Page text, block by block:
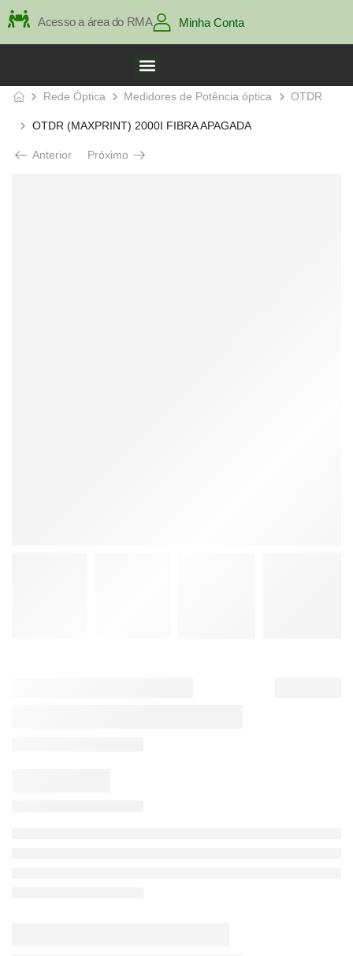
Acesso a área do RMA Minha Conta
Rede Óptica Medidores de Potência óptica OTDR
OTDR (MAXPRINT) 2000I FIBRA APAGADA
Anterior Próximo